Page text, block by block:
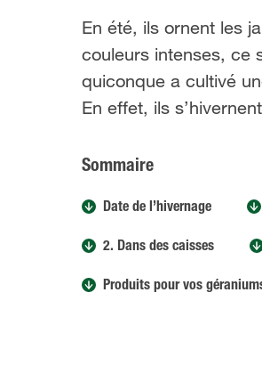
En été, ils ornent les
couleurs intenses, ce
quiconque a cultivé
En effet, ils
Sommaire
Date de l’hivernage
2. Dans des caisses
Produits pour vos